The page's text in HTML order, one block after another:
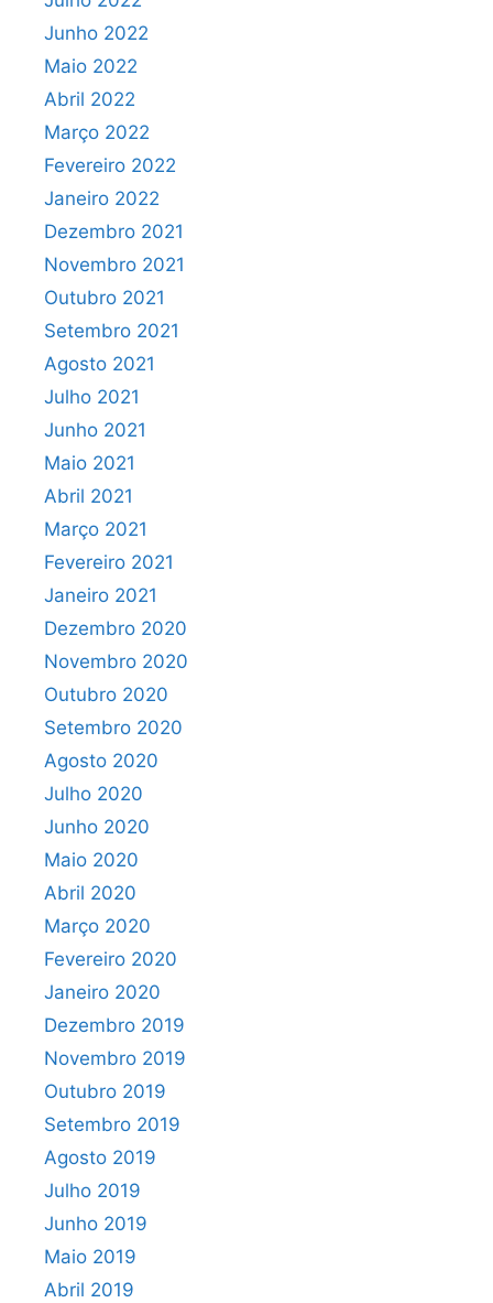
Junho 2022
Maio 2022
Abril 2022
Março 2022
Fevereiro 2022
Janeiro 2022
Dezembro 2021
Novembro 2021
Outubro 2021
Setembro 2021
Agosto 2021
Julho 2021
Junho 2021
Maio 2021
Abril 2021
Março 2021
Fevereiro 2021
Janeiro 2021
Dezembro 2020
Novembro 2020
Outubro 2020
Setembro 2020
Agosto 2020
Julho 2020
Junho 2020
Maio 2020
Abril 2020
Março 2020
Fevereiro 2020
Janeiro 2020
Dezembro 2019
Novembro 2019
Outubro 2019
Setembro 2019
Agosto 2019
Julho 2019
Junho 2019
Maio 2019
Abril 2019